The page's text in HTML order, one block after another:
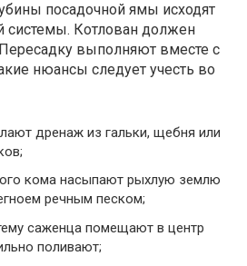
посадочной ямы исходят
системы. Котлован должен
выполняют вместе с
нюансы следует учесть во
дренаж из гальки, щебня или
кома насыпают рыхлую землю
речным песком;
саженца помещают в центр
поливают;